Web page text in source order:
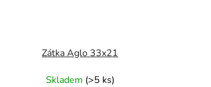
Zátka Aglo 33x21
Skladem (>5 ks)